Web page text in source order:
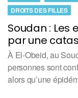
Soudan : Les
par une
DROITS DES FILLES
À El-Obeid, au
personnes sont
alors qu’une